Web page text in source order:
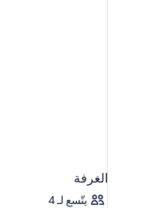
الغرفة
يتّسع لـ 4